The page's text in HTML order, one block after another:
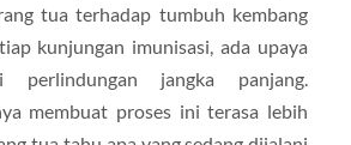
tua terhadap tumbuh kembang
kunjungan imunisasi, ada upaya
perlindungan jangka panjang.
membuat proses ini terasa lebih